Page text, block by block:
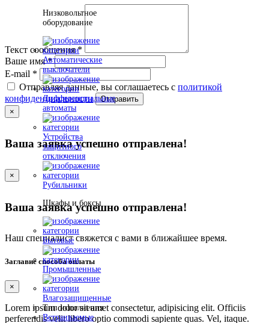
Низковольтное
оборудование
Автоматические
выключатели
Дифференциальные
автоматы
Устройства
защитного
отключения
Рубильники
Шкафы и боксы
Бытовые
Промышленные
Влагозащищенные
Тип исполнения
Встраиваемые
Текст сообщения*
Ваше имя*
E-mail *
Отправляя данные, вы соглашаетесь с политикой
конфиденциальности
Отправить
×
Ваша заявка успешно отправлена!
×
Ваша заявка успешно отправлена!
Наш специалист свяжется с вами в ближайшее время.
Заглавие способа оплаты
×
Lorem ipsum dolor sit amet consectetur, adipisicing elit. Officiis
perferendis velit libero optio commodi sapiente quas. Vel, itaque.